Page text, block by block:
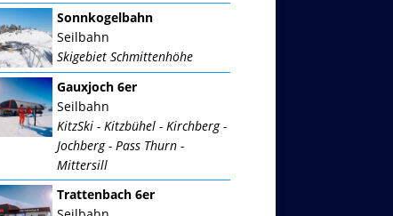
Sonnkogelbahn
Seilbahn
Skigebiet Schmittenhöhe
Gauxjoch 6er
Seilbahn
KitzSki - Kitzbühel - Kirchberg -
Jochberg - Pass Thurn -
Mittersill
Trattenbach 6er